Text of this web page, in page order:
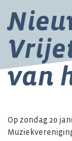
van
Op zondag 20